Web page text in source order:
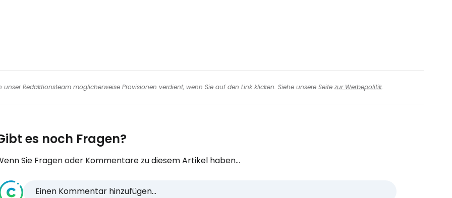
Redaktionsteam möglicherweise Provisionen verdient, wenn Sie auf den Link klicken. Siehe unsere Seite zur Werbepolitik.
es noch Fragen?
Sie Fragen oder Kommentare zu diesem Artikel haben...
Einen Kommentar hinzufügen...